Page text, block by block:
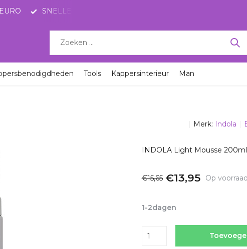
SNELLE LEVERING MET POSTNL
Tools Kappersinterieur Man
Merk: Indola
INDOLA Light Mousse 200ml
€15,65 €13,95 Op voorraad
1-2dagen